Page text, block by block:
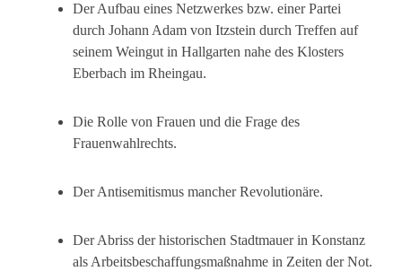
Der Aufbau eines Netzwerkes bzw. einer Partei
durch Johann Adam von Itzstein durch Treffen auf
seinem Weingut in Hallgarten nahe des Klosters
Eberbach im Rheingau.
Die Rolle von Frauen und die Frage des
Frauenwahlrechts.
Der Antisemitismus mancher Revolutionäre.
Der Abriss der historischen Stadtmauer in Konstanz
als Arbeitsbeschaffungsmaßnahme in Zeiten der Not.